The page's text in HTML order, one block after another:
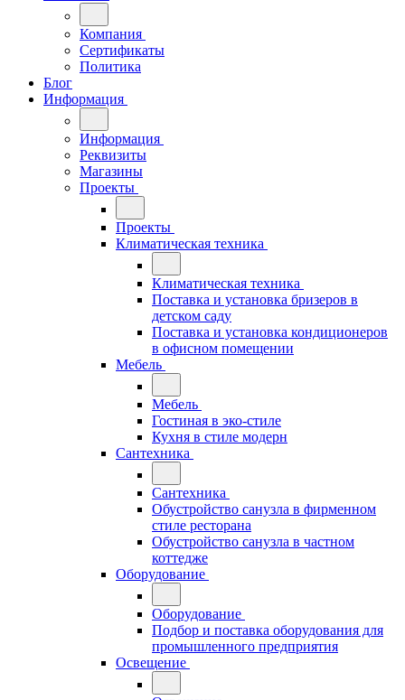
Компания
Сертификаты
Политика
Блог
Информация
Информация
Реквизиты
Магазины
Проекты
Проекты
Климатическая техника
Климатическая техника
Поставка и установка бризеров в
детском саду
Поставка и установка кондиционеров
в офисном помещении
Мебель
Мебель
Гостиная в эко-стиле
Кухня в стиле модерн
Сантехника
Сантехника
Обустройство санузла в фирменном
стиле ресторана
Обустройство санузла в частном
коттедже
Оборудование
Оборудование
Подбор и поставка оборудования для
промышленного предприятия
Освещение